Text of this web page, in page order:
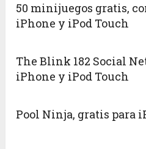
50 minijuegos gratis,
iPhone y iPod Touch
The Blink 182 Social
iPhone y iPod Touch
Pool Ninja, gratis para